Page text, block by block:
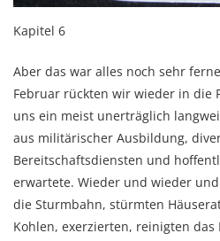
Kapitel 6
Aber das war alles noch sehr
Februar rückten wir wieder in die
uns ein meist unerträglich
aus militäri­scher Ausbildung,
Bereitschaftsdiensten und
erwartete. Wie­der und wieder
die Sturmbahn, stürmten
Kohlen, exerzierten, reinigten das